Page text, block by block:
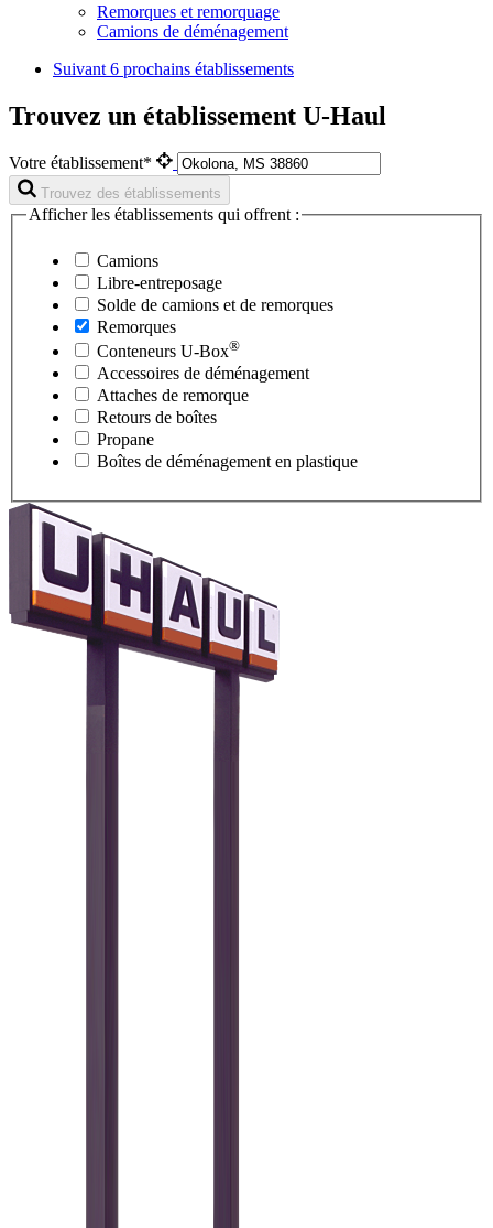
Remorques et remorquage
Camions de déménagement
Suivant 6 prochains établissements
Trouvez un établissement U-Haul
Votre établissement*
Trouvez des établissements
Afficher les établissements qui offrent :
Camions
Libre-entreposage
Solde de camions et de remorques
Remorques
Conteneurs U-Box®
Accessoires de déménagement
Attaches de remorque
Retours de boîtes
Propane
Boîtes de déménagement en plastique